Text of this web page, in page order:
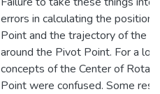
errors in calculating the position
Point and the trajectory of the
around the Pivot Point. For a
concepts of the Center of
Point were confused. Some